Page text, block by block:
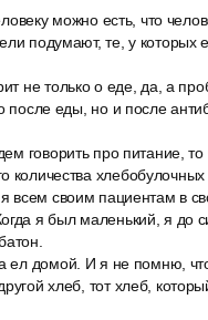
можно есть, что
подумают, те, у которых
не только о еде, да, а
еды, но и после
говорить про питание,
количества
всем своим пациентам в
я был маленький, я до
ел домой. И я не помню,
хлеб, тот хлеб,